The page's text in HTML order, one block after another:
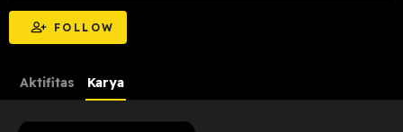
FOLLOW
Aktifitas Karya